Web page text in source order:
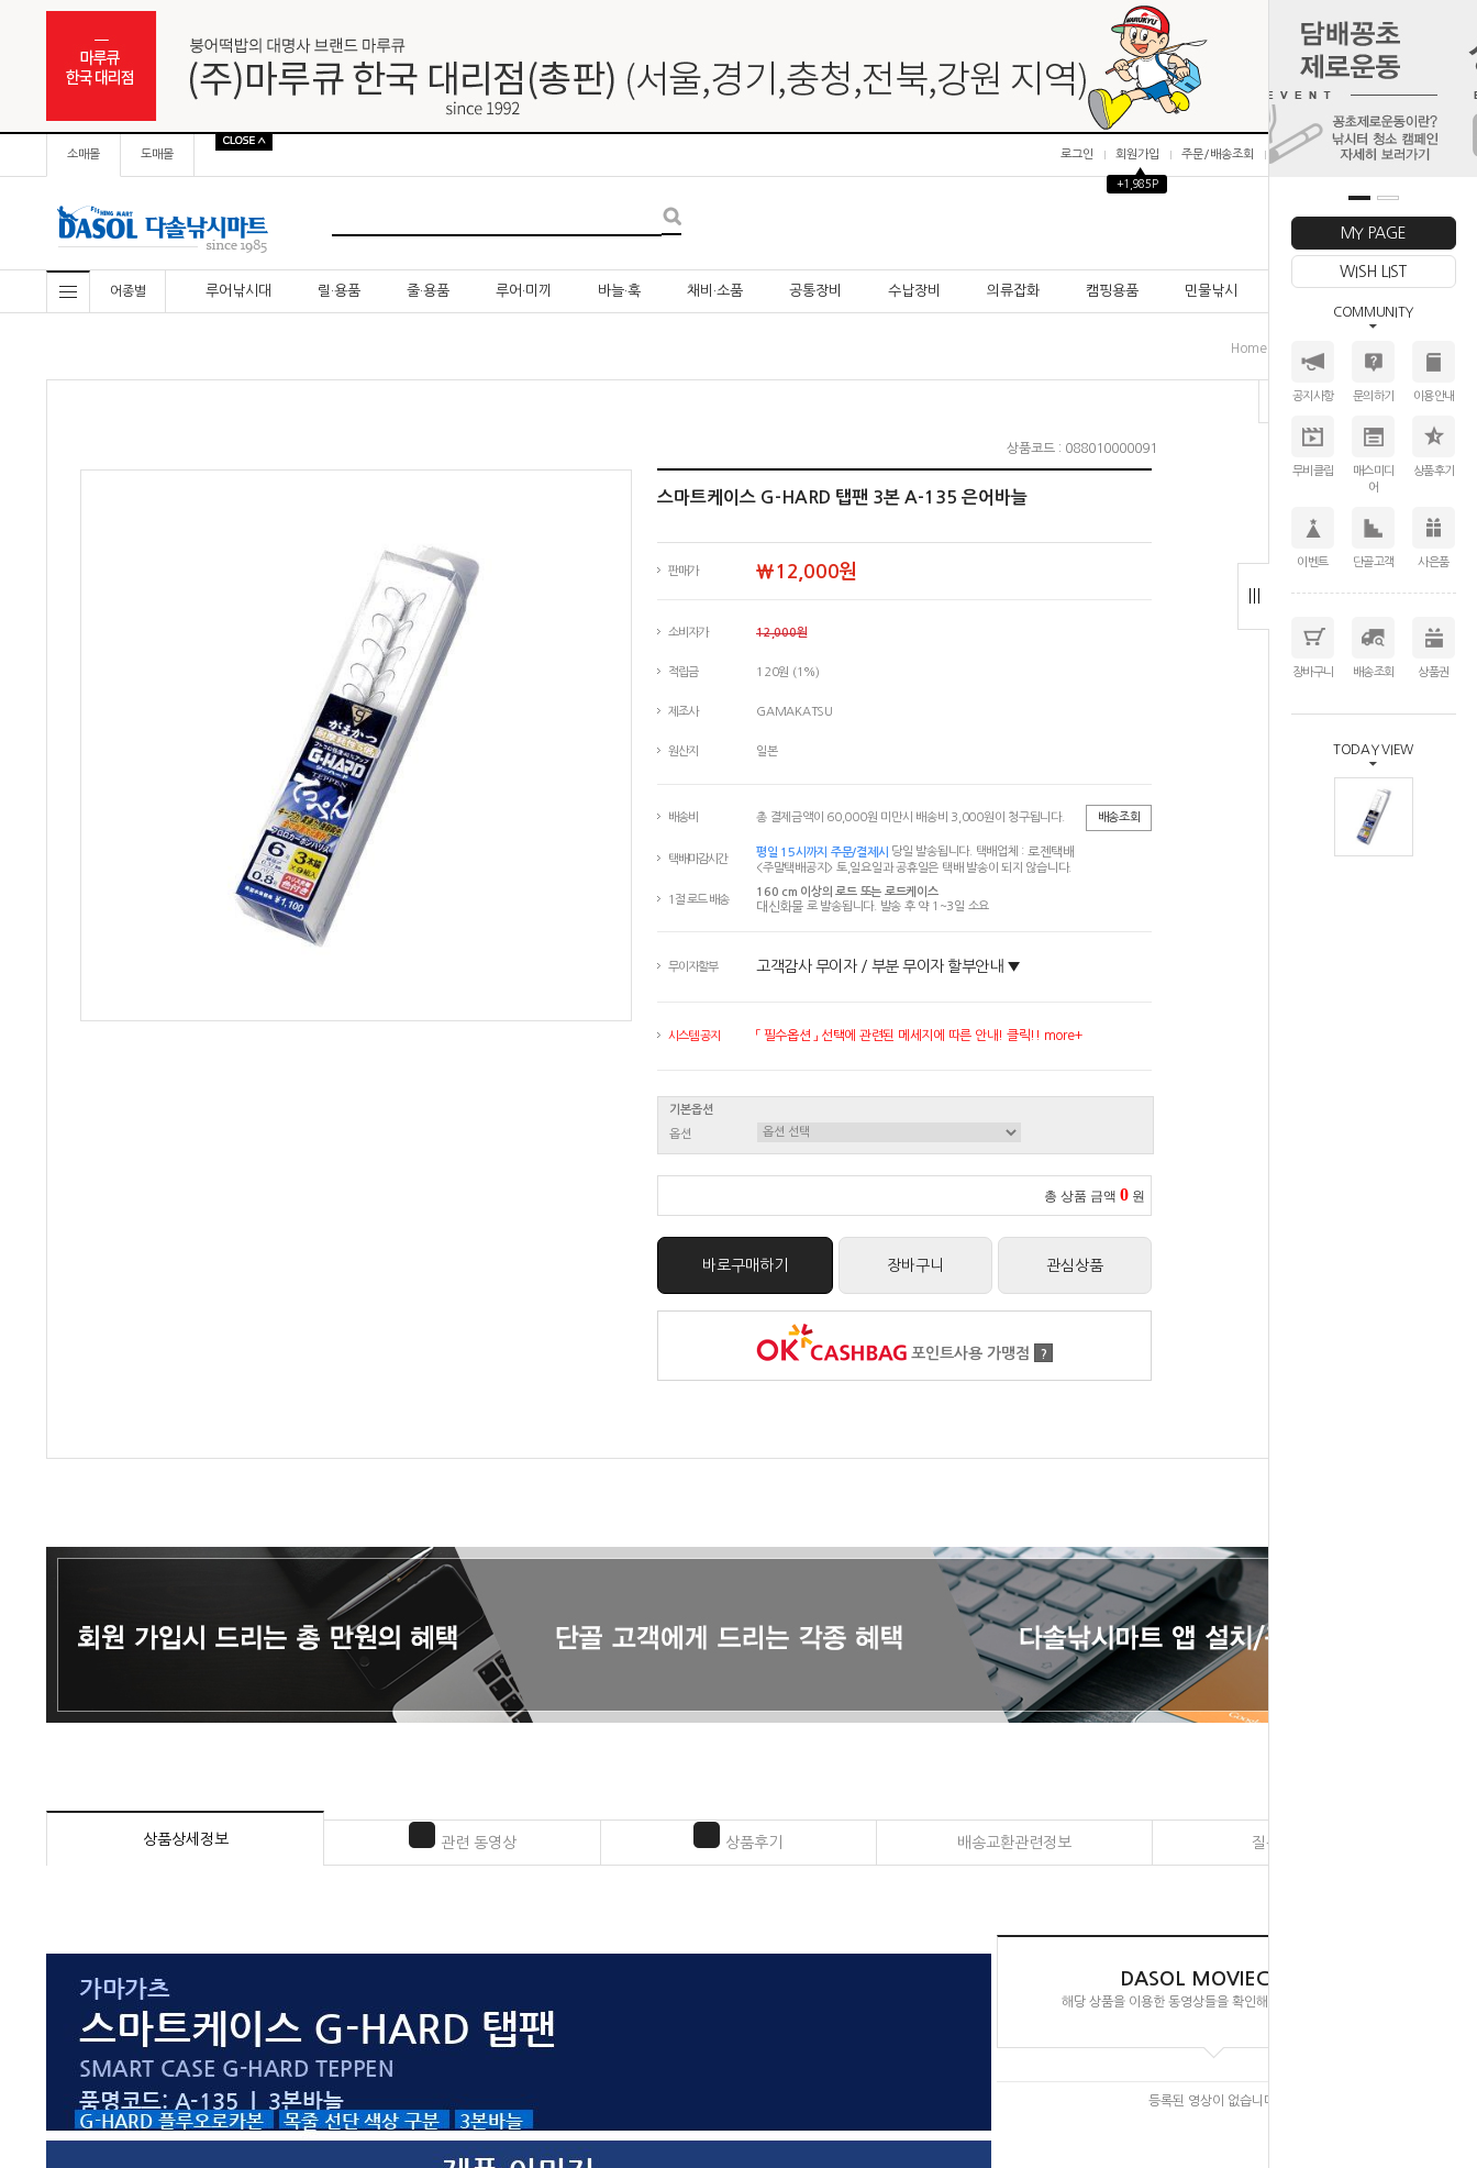
MY PAGE
WISH LIST
COMMUNITY
공지사항 문의하기 이용안내
무비클립
매스미디
어
상품후기
이벤트 단골고객 사은품
장바구니 배송조회 상품권
TODAY VIEW
소매몰 도매몰 로그인 회원가입
▲
+1,985P
주문/배송조회 마이페이지
어종별 루어낚시대 릴·용품 줄·용품 루어·미끼 바늘·훅 채비·소품 공통장비 수납장비 의류잡화 캠핑용품 민물낚시 바다낚시
Home
상품코드 : 088010000091
스마트케이스 G-HARD 탭팬 3본 A-135 은어바늘
판매가 ￦12,000원
소비자가 12,000원
적립금 120원 (1%)
제조사 GAMAKATSU
원산지 일본
배송비 총 결제금액이 60,000원 미만시 배송비 3,000원이 청구됩니다. 배송조회
택배마감시간
평일 15시까지 주문/결제시 당일 발송됩니다. 택배업체 : 로젠택배
<주말택배공지> 토,일요일과 공휴일은 택배 발송이 되지 않습니다.
1절 로드 배송
160 cm 이상의 로드 또는 로드케이스
대신화물 로 발송됩니다. 발송 후 약 1~3일 소요
무이자할부 고객감사 무이자 / 부분 무이자 할부안내 ▼
시스템 공지 「 필수옵션 」 선택에 관련된 메세지에 따른 안내! 클릭!! more+
기본옵션
옵션
총 상품 금액 0 원
바로구매하기 장바구니 관심상품
포인트사용 가맹점 ?
상품상세정보 관련 동영상 상품후기 배송교환관련정보 질문과 대답
DASOL MOVIECLIPS
해당 상품을 이용한 동영상들을 확인해 보실 수 있습니다.
등록된 영상이 없습니다.